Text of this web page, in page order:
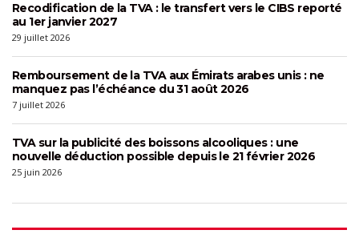
Recodification de la TVA : le transfert vers le CIBS reporté
au 1er janvier 2027
29 juillet 2026
Remboursement de la TVA aux Émirats arabes unis : ne
manquez pas l’échéance du 31 août 2026
7 juillet 2026
TVA sur la publicité des boissons alcooliques : une
nouvelle déduction possible depuis le 21 février 2026
25 juin 2026